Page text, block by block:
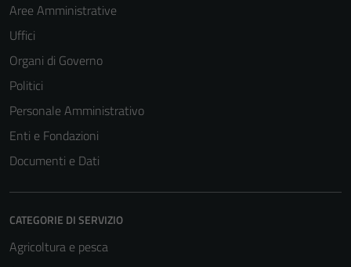
Aree Amministrative
Uffici
Organi di Governo
Politici
Personale Amministrativo
Enti e Fondazioni
Documenti e Dati
CATEGORIE DI SERVIZIO
Agricoltura e pesca